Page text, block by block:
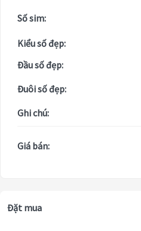
Số sim:
Kiểu số đẹp:
Đầu số đẹp:
Đuôi số đẹp:
Ghi chú:
Giá bán:
Đặt mua